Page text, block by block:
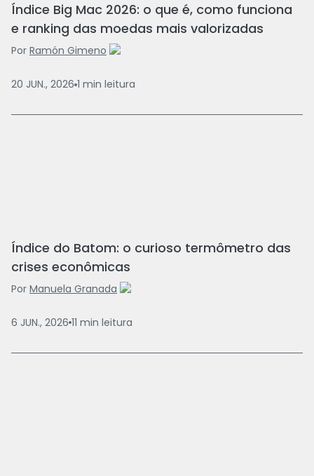
Índice Big Mac 2026: o que é, como funciona
e ranking das moedas mais valorizadas
Por Ramón Gimeno
20 JUN., 2026 1 min leitura
Índice do Batom: o curioso termômetro das
crises econômicas
Por Manuela Granada
6 JUN., 2026 11 min leitura